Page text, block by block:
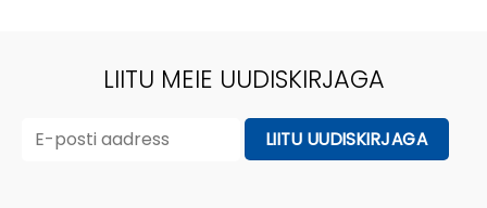
LIITU MEIE UUDISKIRJAGA